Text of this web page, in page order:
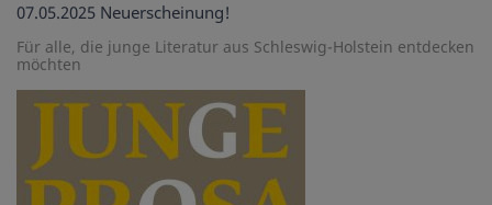
07.05.2025 Neuerscheinung!
Für alle, die junge Literatur aus Schleswig-Holstein entdecken
möchten